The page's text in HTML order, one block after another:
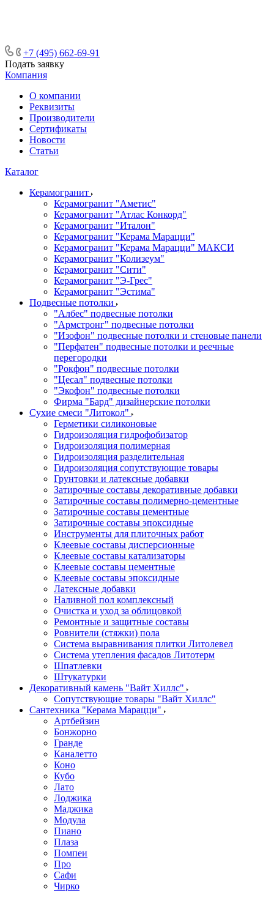
+7 (495) 662-69-91
Подать заявку
Компания
О компании
Реквизиты
Производители
Сертификаты
Новости
Статьи
Каталог
Керамогранит
Керамогранит "Аметис"
Керамогранит "Атлас Конкорд"
Керамогранит "Италон"
Керамогранит "Керама Марацци"
Керамогранит "Керама Марацци" МАКСИ
Керамогранит "Колизеум"
Керамогранит "Сити"
Керамогранит "Э-Грес"
Керамогранит "Эстима"
Подвесные потолки
"Албес" подвесные потолки
"Армстронг" подвесные потолки
"Изофон" подвесные потолки и стеновые панели
"Перфатен" подвесные потолки и реечные
перегородки
"Рокфон" подвесные потолки
"Цесал" подвесные потолки
"Экофон" подвесные потолки
Фирма "Бард" дизайнерские потолки
Сухие смеси "Литокол"
Герметики силиконовые
Гидроизоляция гидрофобизатор
Гидроизоляция полимерная
Гидроизоляция разделительная
Гидроизоляция сопутствующие товары
Грунтовки и латексные добавки
Затирочные составы декоративные добавки
Затирочные составы полимерно-цементные
Затирочные составы цементные
Затирочные составы эпоксидные
Инструменты для плиточных работ
Клеевые составы дисперсионные
Клеевые составы катализаторы
Клеевые составы цементные
Клеевые составы эпоксидные
Латексные добавки
Наливной пол комплексный
Очистка и уход за облицовкой
Ремонтные и защитные составы
Ровнители (стяжки) пола
Система выравнивания плитки Литолевел
Система утепления фасадов Литотерм
Шпатлевки
Штукатурки
Декоративный камень "Вайт Хиллс"
Сопутствующие товары "Вайт Хиллс"
Сантехника "Керама Марацци"
Артбейзин
Бонжорно
Гранде
Каналетто
Коно
Кубо
Лато
Лоджика
Маджика
Модула
Пиано
Плаза
Помпеи
Про
Сафи
Чирко